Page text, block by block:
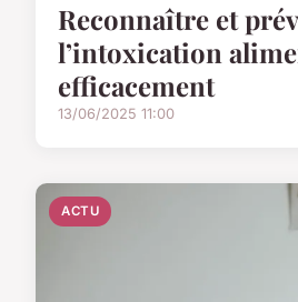
Reconnaître et
l’intoxication
efficacement
13/06/2025 11:00
ACTU